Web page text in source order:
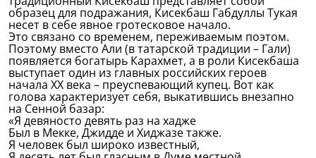
образец для подражания, Кисекбаш Габдуллы Тукая
несет в себе явное гротесковое начало.
Это связано со временем, переживаемым поэтом.
Поэтому вместо Али (в татарской традиции – Гали)
появляется богатырь Карахмет, а в роли Кисекбаша
выступает один из главных российских героев
начала ХХ века – преуспевающий купец. Вот как
голова характеризует себя, выкатившись внезапно
на Сенной базар:
«Я девяносто девять раз на хадже
Был в Мекке, Джидде и Хиджазе также.
Я человек был широко известный,